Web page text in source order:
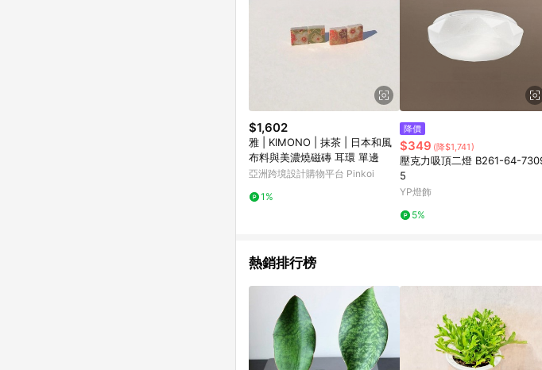
$1,602
雅 | KIMONO | 抹茶 | 日本和風
布料與美濃燒磁磚 耳環 單邊
亞洲跨境設計購物平台 Pinkoi
1%
降價
$349 (降$1,741)
壓克力吸頂二燈 B261-64-
5
YP燈飾
5%
熱銷排行榜